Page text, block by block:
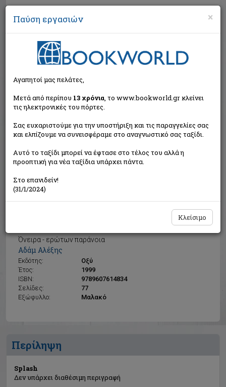
Αναζήτηση
Όνειρα - ερώτων παράνοια
Αδάμ Αλέξης
Εκδότης:
Οξύ
Έτος:
1999
ISBN:
9789607614834
Σελίδες:
77
Εξώφυλλο:
Μαλακό
Εξαντλημένο από τον
εκδότη
Περίληψη
Splash
Δεν υπάρχει διαθέσιμη περιγραφή
×
Παύση εργασιών
Αγαπητοί μας πελάτες,
Μετά από περίπου 13 χρόνια, το www.bookworld.gr κλείνει
τις ηλεκτρονικές του πόρτες.
Σας ευχαριστούμε για την υποστήριξη και τις παραγγελίες σας
και ελπίζουμε να συνεισφέραμε στο αναγνωστικό σας ταξίδι.
Αυτό το ταξίδι μπορεί να έφτασε στο τέλος του αλλά η
προοπτική για νέα ταξίδια υπάρχει πάντα.
Στο επανιδείν!
(31/1/2024)
Κλείσιμο